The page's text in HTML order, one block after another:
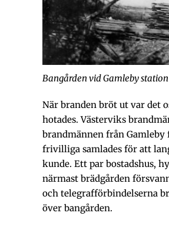
Bangården vid Gamleby
När branden bröt ut var det
hotades. Västerviks
brandmännen från
frivilliga samlades för att
kunde. Ett par bostadshus,
närmast brädgården
och telegrafförbindelserna
över bangården.